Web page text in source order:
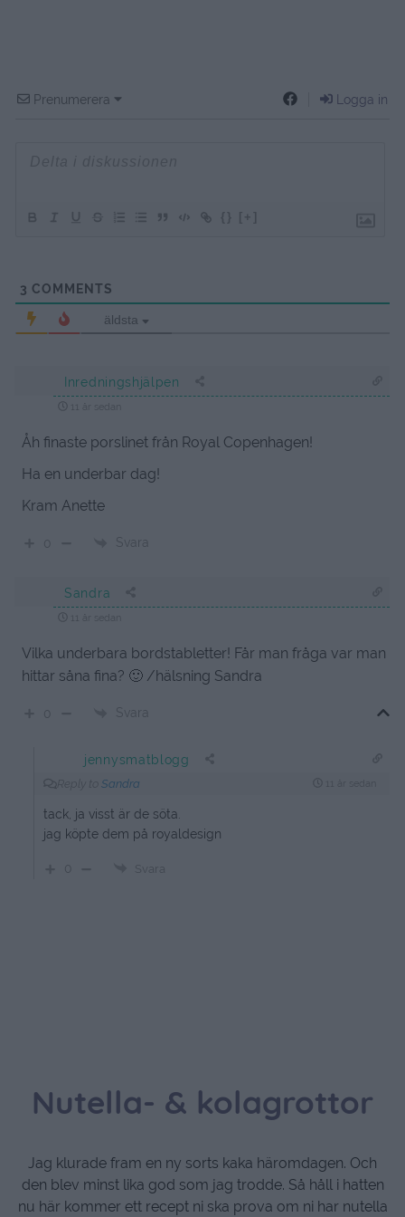
Prenumerera Logga in
{} [+]
3 COMMENTS
äldsta
Inredningshjälpen
Åh finaste porslinet från Royal Copenhagen!
Ha en underbar dag!
Kram Anette
Svara
Sandra
Vilka underbara bordstabletter! Får man fråga var man
hittar såna fina? 🙂 /hälsning Sandra
Svara
jennysmatblogg
Sandra
tack, ja visst är de söta.
jag köpte dem på royaldesign
Svara
Nutella- & kolagrottor
Jag klurade fram en ny sorts kaka häromdagen. Och
den blev minst lika god som jag trodde. Så håll i hatten
nu här kommer ett recept ni ska prova om ni har nutella